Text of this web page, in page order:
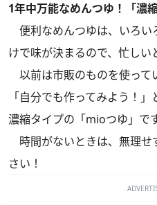
1年中万能なめんつゆ！「濃
便利なめんつゆは、いろ
けで味が決まるので、忙しい
以前は市販のものを使っ
「自分でも作ってみよう！
濃縮タイプの「mioつゆ」です
時間がないときは、無理せ
さい！